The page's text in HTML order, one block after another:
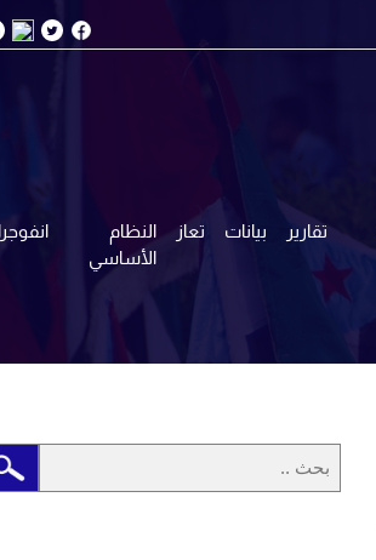
تقارير بيانات تعاز
النظام
الأساسي